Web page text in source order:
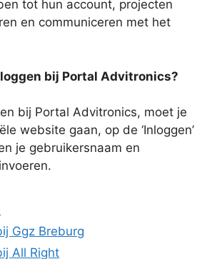
tot hun account, projecten
en communiceren met het
bij Portal Advitronics?
bij Portal Advitronics, moet je
website gaan, op de ‘Inloggen’
je gebruikersnaam en
Ggz Breburg
All Right